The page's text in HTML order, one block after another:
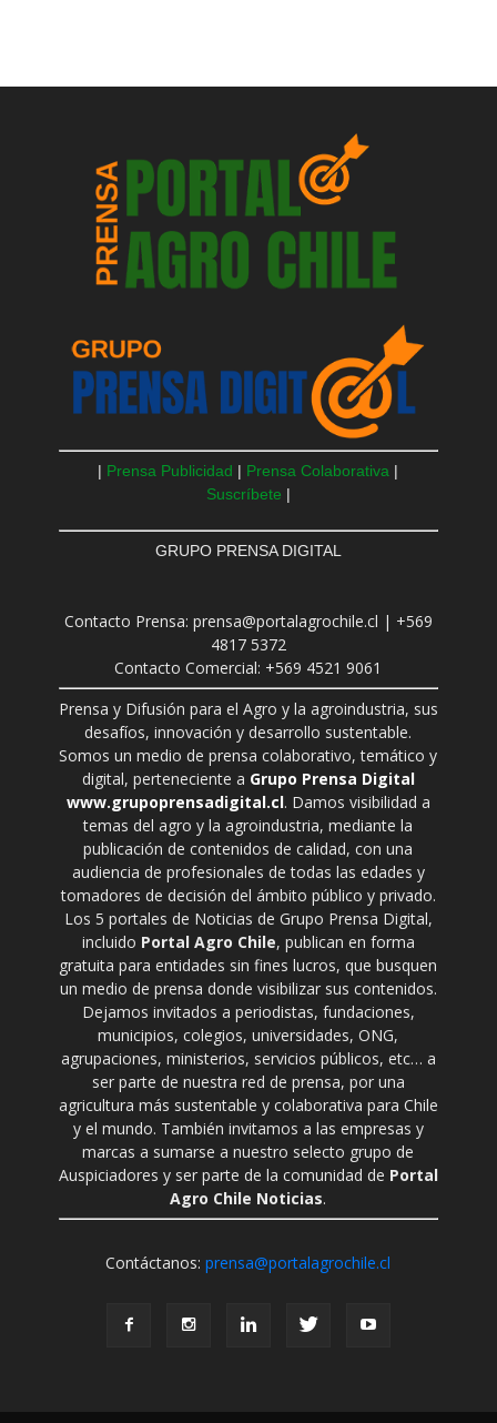
| Prensa Publicidad | Prensa Colaborativa |
Suscríbete |
GRUPO PRENSA DIGITAL
Contacto Prensa: prensa@portalagrochile.cl | +569
4817 5372
Contacto Comercial: +569 4521 9061
Prensa y Difusión para el Agro y la agroindustria, sus
desafíos, innovación y desarrollo sustentable.
Somos un medio de prensa colaborativo, temático y
digital, perteneciente a Grupo Prensa Digital
www.grupoprensadigital.cl. Damos visibilidad a
temas del agro y la agroindustria, mediante la
publicación de contenidos de calidad, con una
audiencia de profesionales de todas las edades y
tomadores de decisión del ámbito público y privado.
Los 5 portales de Noticias de Grupo Prensa Digital,
incluido Portal Agro Chile, publican en forma
gratuita para entidades sin fines lucros, que busquen
un medio de prensa donde visibilizar sus contenidos.
Dejamos invitados a periodistas, fundaciones,
municipios, colegios, universidades, ONG,
agrupaciones, ministerios, servicios públicos, etc… a
ser parte de nuestra red de prensa, por una
agricultura más sustentable y colaborativa para Chile
y el mundo. También invitamos a las empresas y
marcas a sumarse a nuestro selecto grupo de
Auspiciadores y ser parte de la comunidad de Portal
Agro Chile Noticias.
Contáctanos:prensa@portalagrochile.cl